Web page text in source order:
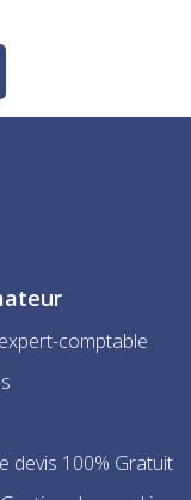
comptable
devis 100% Gratuit